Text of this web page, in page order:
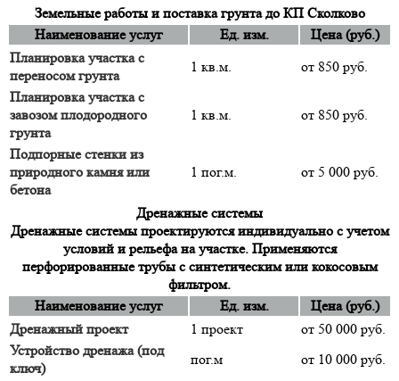
Земельные работы и поставка грунта до КП Сколково
Наименование услуг
Ед. изм.
Цена (руб.)
Планировка участка с
переносом грунта
1 кв.м.
от 850 руб.
Планировка участка с
завозом плодородного
грунта
1 кв.м. от 850 руб.
Подпорные стенки из
природного камня или
бетона
1 пог.м. от 5 000 руб.
Дренажные системы
Дренажные системы проектируются индивидуально с учетом
условий и рельефа на участке. Применяются
перфорированные трубы с синтетическим или кокосовым
фильтром.
Наименование услуг
Ед. изм.
Цена (руб.)
Дренажный проект
1 проект
от 50 000 руб.
Устройство дренажа (под
ключ)
пог.м
от 10 000 руб.